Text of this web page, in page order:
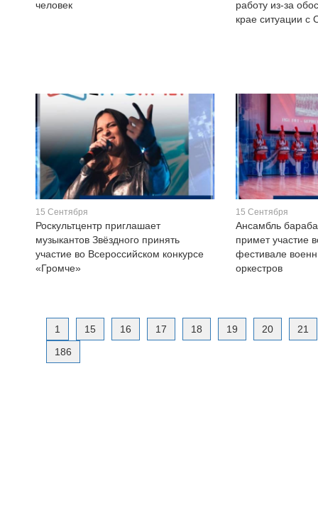
человек
работу из-за
крае ситуации с
15 Сентября
Роскультцентр приглашает
музыкантов Звёздного принять
участие во Всероссийском конкурсе
«Громче»
15 Сентября
Ансамбль
примет участие
фестивале
оркестров
1 15 16 17 18 19 20
21
186